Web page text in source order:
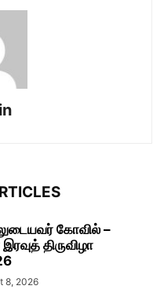
கோவில் –
திருவிழா
8, 2026